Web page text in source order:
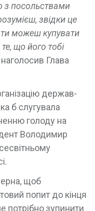
посольствами
звідки це
ти можеш купувати
що його тобі
Глава
держав-
б слугувала
голоду на
Володимир
щоб
попит до кінця
потрібно зупинити